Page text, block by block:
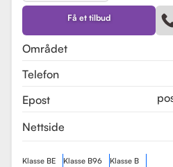
engasjert team,
Trafikkskole
med å bli trygge
Få et tilbud
Området
Telefon
Epost
Nettside
Klasse BE Klasse B96 Klasse B